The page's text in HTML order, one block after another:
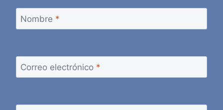
Nombre *
Correo electrónico *